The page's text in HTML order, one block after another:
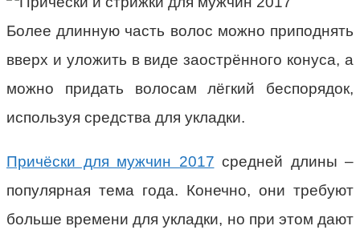
Более длинную часть волос можно приподнять
вверх и уложить в виде заострённого конуса, а
можно придать волосам лёгкий беспорядок,
используя средства для укладки.
Причёски для мужчин 2017 средней длины –
популярная тема года. Конечно, они требуют
больше времени для укладки, но при этом дают